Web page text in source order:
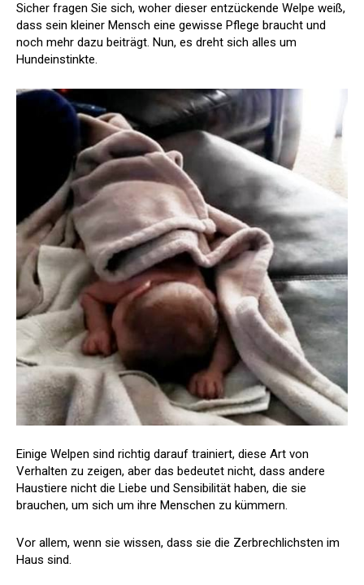
Sicher fragen Sie sich, woher dieser entzückende Welpe weiß,
dass sein kleiner Mensch eine gewisse Pflege braucht und
noch mehr dazu beiträgt. Nun, es dreht sich alles um
Hundeinstinkte.
Einige Welpen sind richtig darauf trainiert, diese Art von
Verhalten zu zeigen, aber das bedeutet nicht, dass andere
Haustiere nicht die Liebe und Sensibilität haben, die sie
brauchen, um sich um ihre Menschen zu kümmern.
Vor allem, wenn sie wissen, dass sie die Zerbrechlichsten im
Haus sind.